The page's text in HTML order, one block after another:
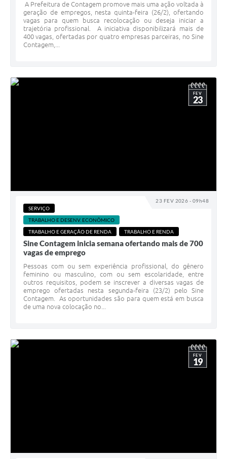
​A Prefeitura de Contagem promove mais uma ação voltada à
geração de empregos, nesta quinta-feira (26/2), ofertando
vagas para quem busca recolocação ou deseja iniciar a
trajetória profissional. A iniciativa disponibilizará mais de
400 vagas, ofertadas por quatro empresas parceiras, no Sine
Contagem,...
23 FEV 2026 - 09h48
FEV
23
SERVIÇO
TRABALHO E DESENV. ECONÔMICO
TRABALHO E GERAÇÃO DE RENDA
TRABALHO E RENDA
Sine Contagem inicia semana ofertando mais de 700
vagas de emprego
Pessoas com ou sem experiência profissional, do gênero
feminino ou masculino, com ou sem escolaridade, entre
outros requisitos, podem se inscrever a diversas vagas de
emprego ofertadas nesta segunda-feira (23/2) pelo Sine
Contagem. As oportunidades são para quem está em busca
de uma nova colocação no...
FEV
19